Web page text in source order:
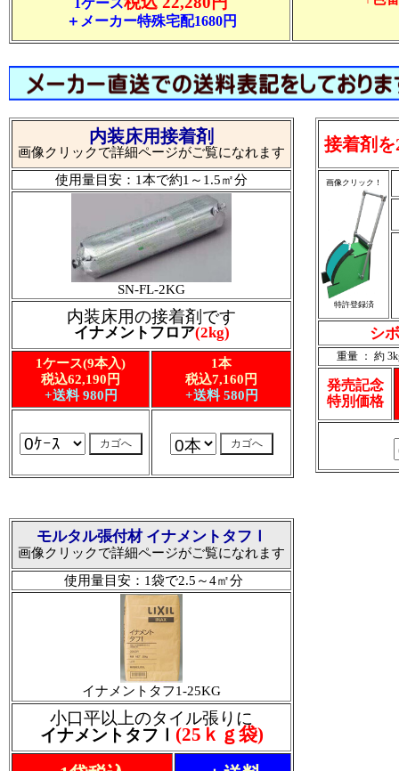
1ケース
＋メーカー特殊宅配1680円
モルタル張付材 イナメントタフⅠ
画像クリックで詳細ページがご覧になれます
使用量目安：1袋で2.5～4㎡分
イナメントタフ1-25KG
小口平以上のタイル張りに
イナメントタフⅠ (25ｋｇ袋)
内装床用接着剤
画像クリックで詳細ページがご覧になれます
使用量目安：1本で約1～1.5㎡分
SN-FL-2KG
内装床用の接着剤です
イナメントフロア(2kg)
1ケース(9本入)
税込62,190円
+送料 980円
1本
税込7,160円
+送料 580円
接着剤
画像クリック！
特許登録済
シ
重量 ： 約
発売記念
特別価格